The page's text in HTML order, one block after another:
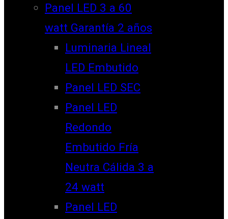
Panel LED 3 a 60
watt Garantía 2 años
Luminaria Lineal
LED Embutido
Panel LED SEC
Panel LED
Redondo
Embutido Fría
Neutra Cálida 3 a
24 watt
Panel LED